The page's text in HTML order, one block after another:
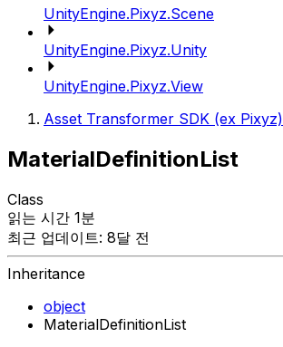
UnityEngine.Pixyz.Scene
UnityEngine.Pixyz.Unity
UnityEngine.Pixyz.View
Asset Transformer SDK (ex Pixyz)
MaterialDefinitionList
Class
읽는 시간 1분
최근 업데이트: 8달 전
Inheritance
object
MaterialDefinitionList